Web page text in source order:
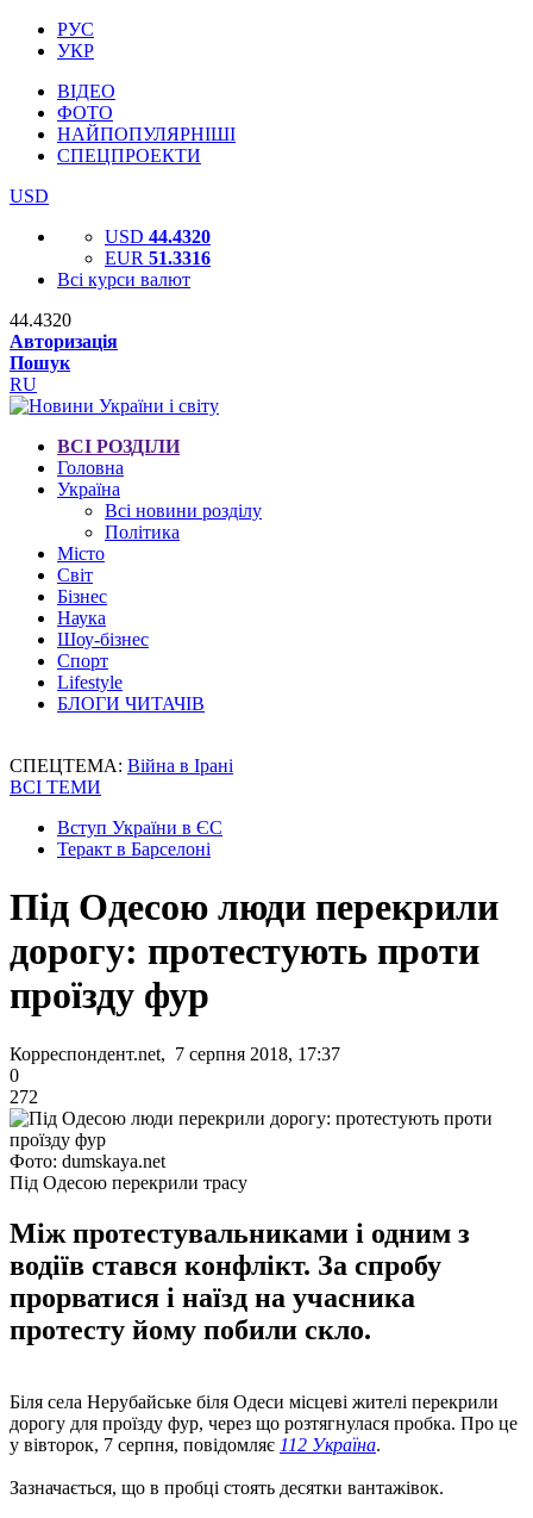
РУС
УКР
ВІДЕО
ФОТО
НАЙПОПУЛЯРНІШІ
СПЕЦПРОЕКТИ
USD
USD 44.4320
EUR 51.3316
Всі курси валют
44.4320
Авторизація
Пошук
RU
ВСІ РОЗДІЛИ
Головна
Україна
Всі новини розділу
Політика
Місто
Світ
Бізнес
Наука
Шоу-бізнес
Спорт
Lifestyle
БЛОГИ ЧИТАЧІВ
СПЕЦТЕМА: Війна в Ірані
ВСІ ТЕМИ
Вступ України в ЄС
Теракт в Барселоні
Під Одесою люди перекрили
дорогу: протестують проти
проїзду фур
Корреспондент.net, 7 серпня 2018, 17:37
0
272
Фото: dumskaya.net
Під Одесою перекрили трасу
Між протестувальниками і одним з
водіїв стався конфлікт. За спробу
прорватися і наїзд на учасника
протесту йому побили скло.
Біля села Нерубайське біля Одеси місцеві жителі перекрили
дорогу для проїзду фур, через що розтягнулася пробка. Про це
у вівторок, 7 серпня, повідомляє 112 Україна.
Зазначається, що в пробці стоять десятки вантажівок.